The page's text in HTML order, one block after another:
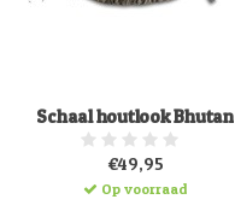
Schaal houtlook Bhutan
€49,95
Op voorraad